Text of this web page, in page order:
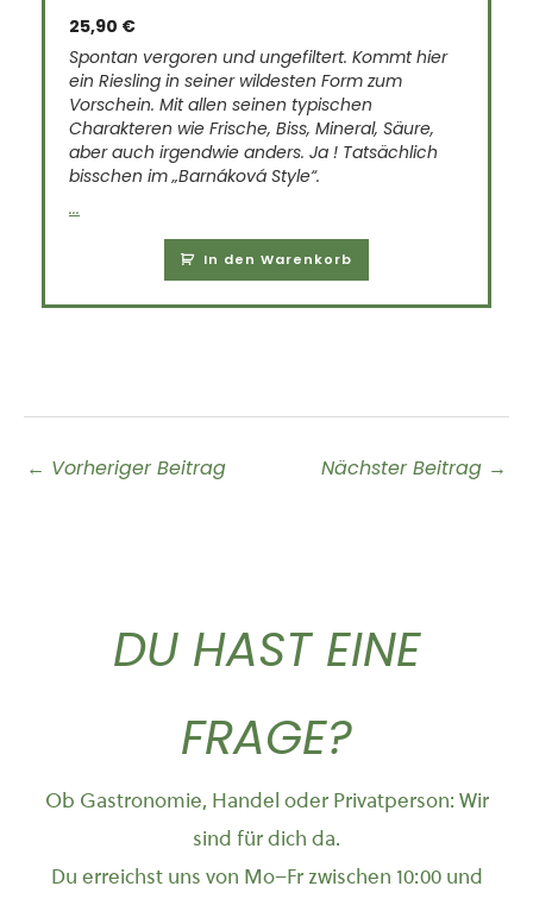
25,90 €
Spontan vergoren und ungefiltert. Kommt hier
ein Riesling in seiner wildesten Form zum
Vorschein. Mit allen seinen typischen
Charakteren wie Frische, Biss, Mineral, Säure,
aber auch irgendwie anders. Ja ! Tatsächlich
bisschen im „Barnáková Style“.
...
In den Warenkorb
← Vorheriger Beitrag Nächster Beitrag →
DU HAST EINE
FRAGE?
Ob Gastronomie, Handel oder Privatperson: Wir
sind für dich da.
Du erreichst uns von Mo–Fr zwischen 10:00 und